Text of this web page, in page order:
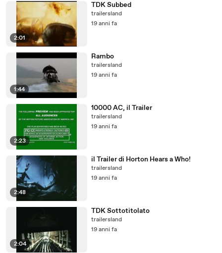
2:01
TDK Subbed
trailersland
19 anni fa
1:44
Rambo
trailersland
19 anni fa
2:23
10000 AC, il Trailer
trailersland
19 anni fa
2:48
il Trailer di Horton Hears a Who!
trailersland
19 anni fa
2:04
TDK Sottotitolato
trailersland
19 anni fa